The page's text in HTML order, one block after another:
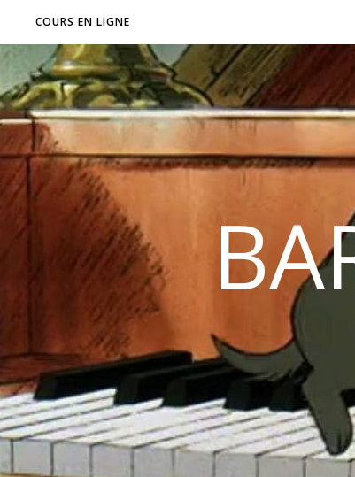
COURS EN LIGNE